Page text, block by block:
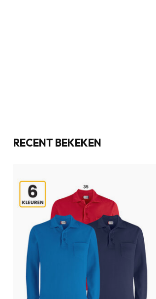
RECENT BEKEKEN